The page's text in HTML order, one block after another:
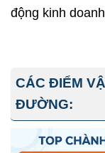
động kinh
CÁC ĐIỂM
ĐƯỜNG: